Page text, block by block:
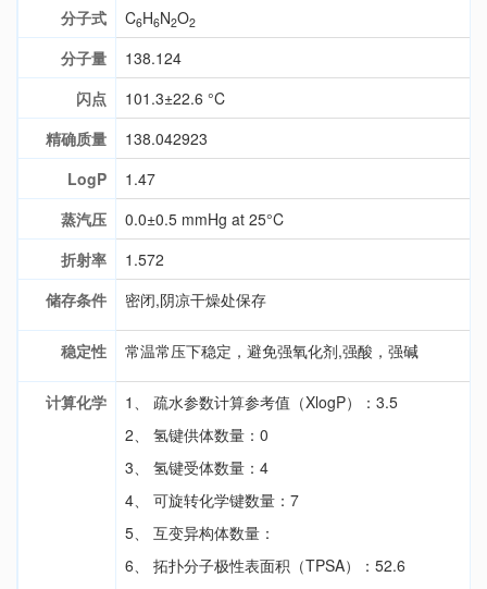
分子式
C6H6N2O2
分子量
138.124
闪点
101.3±22.6 °C
精确质量
138.042923
LogP
1.47
蒸汽压
0.0±0.5 mmHg at 25°C
折射率
1.572
储存条件
密闭,阴凉干燥处保存
稳定性 常温常压下稳定，避免强氧化剂,强酸，强碱
计算化学
1、 疏水参数计算参考值（XlogP）：3.5
2、 氢键供体数量：0
3、 氢键受体数量：4
4、 可旋转化学键数量：7
5、 互变异构体数量：
6、 拓扑分子极性表面积（TPSA）：52.6